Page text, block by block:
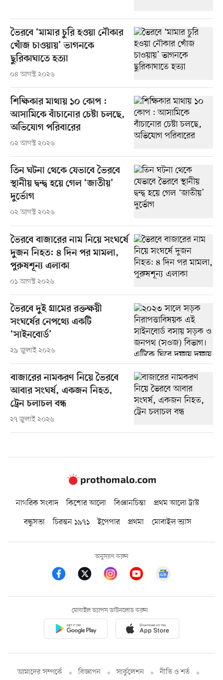
ভৈরবে ‘মামার চুরি হওয়া নৌকার
খোঁজ চাওয়ায়’ ভাগনকে
ছুরিকাঘাতে হত্যা
০৪ আগস্ট ২০২৬
শিক্ষিকার মাথায় ১০ কোপ :
আসামিকে বাঁচানোর চেষ্টা চলছে,
অভিযোগ পরিবারের
০২ আগস্ট ২০২৬
তিন ঘটনা থেকে যেভাবে ভৈরবে
স্থানীয় দ্বন্দ্ব হয়ে গেল ‘জাতীয়’
দুর্ভোগ
০২ আগস্ট ২০২৬
ভৈরবে বাজারের নাম নিয়ে সংঘর্ষে
দুজন নিহত: ৪ দিন পর মামলা,
পুরুষশূন্য এলাকা
০১ আগস্ট ২০২৬
ভৈরবে দুই গ্রামের রক্তক্ষয়ী
সংঘর্ষের নেপথ্যে একটি
‘সাইনবোর্ড’
২৯ জুলাই ২০২৬
বাজারের নামকরণ নিয়ে ভৈরবে
আবার সংঘর্ষ, একজন নিহত,
ট্রেন চলাচল বন্ধ
২৭ জুলাই ২০২৬
নাগরিক সংবাদ কিশোর আলো বিজ্ঞানচিন্তা
প্রথম আলো ট্রাস্ট
বন্ধুসভা
চিরন্তন ১৯৭১ ইপেপার প্রথমা মোবাইল ভ্যাস
অনুসরণ করুন
মোবাইল অ্যাপস ডাউনলোড করুন
আমাদের সম্পর্কে বিজ্ঞাপন সার্কুলেশন নীতি ও শর্ত